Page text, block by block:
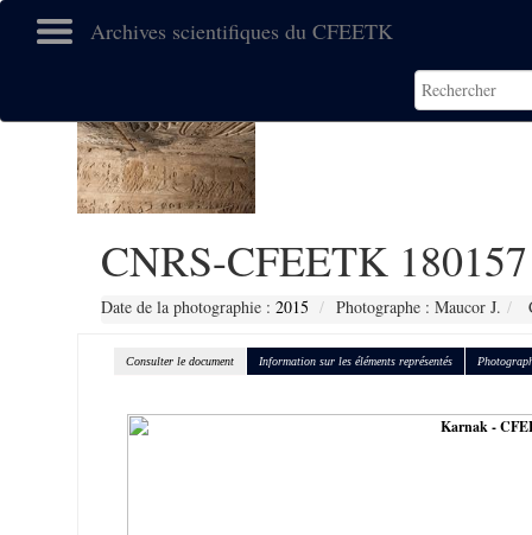
Archives scientifiques du CFEETK
CNRS-CFEETK 180157
Date de la photographie : 2015 Photographe : Maucor J.
Consulter le document Information sur les éléments représentés